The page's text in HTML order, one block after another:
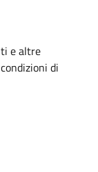
e altre
di